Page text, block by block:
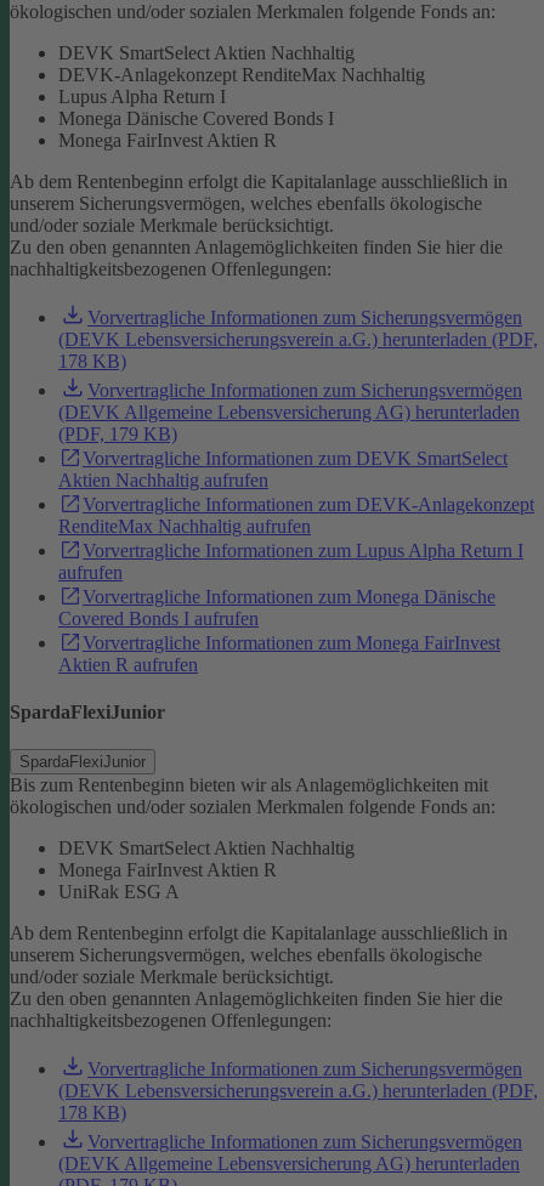
ökologischen und/oder sozialen Merkmalen folgende Fonds an:
DEVK SmartSelect Aktien Nachhaltig
DEVK-Anlagekonzept RenditeMax Nachhaltig
Lupus Alpha Return I
Monega Dänische Covered Bonds I
Monega FairInvest Aktien R
Ab dem Rentenbeginn erfolgt die Kapitalanlage ausschließlich in
unserem Sicherungsvermögen, welches ebenfalls ökologische
und/oder soziale Merkmale berücksichtigt.
Zu den oben genannten Anlagemöglichkeiten finden Sie hier die
nachhaltigkeitsbezogenen Offenlegungen:
Vorvertragliche Informationen zum Sicherungsvermögen
(DEVK Lebensversicherungsverein a.G.) herunterladen (PDF,
178 KB)
Vorvertragliche Informationen zum Sicherungsvermögen
(DEVK Allgemeine Lebensversicherung AG) herunterladen
(PDF, 179 KB)
Vorvertragliche Informationen zum DEVK SmartSelect
Aktien Nachhaltig aufrufen
Vorvertragliche Informationen zum DEVK-Anlagekonzept
RenditeMax Nachhaltig aufrufen
Vorvertragliche Informationen zum Lupus Alpha Return I
aufrufen
Vorvertragliche Informationen zum Monega Dänische
Covered Bonds I aufrufen
Vorvertragliche Informationen zum Monega FairInvest
Aktien R aufrufen
SpardaFlexiJunior
SpardaFlexiJunior
Bis zum Rentenbeginn bieten wir als Anlagemöglichkeiten mit
ökologischen und/oder sozialen Merkmalen folgende Fonds an:
DEVK SmartSelect Aktien Nachhaltig
Monega FairInvest Aktien R
UniRak ESG A
Ab dem Rentenbeginn erfolgt die Kapitalanlage ausschließlich in
unserem Sicherungsvermögen, welches ebenfalls ökologische
und/oder soziale Merkmale berücksichtigt.
Zu den oben genannten Anlagemöglichkeiten finden Sie hier die
nachhaltigkeitsbezogenen Offenlegungen:
Vorvertragliche Informationen zum Sicherungsvermögen
(DEVK Lebensversicherungsverein a.G.) herunterladen (PDF,
178 KB)
Vorvertragliche Informationen zum Sicherungsvermögen
(DEVK Allgemeine Lebensversicherung AG) herunterladen